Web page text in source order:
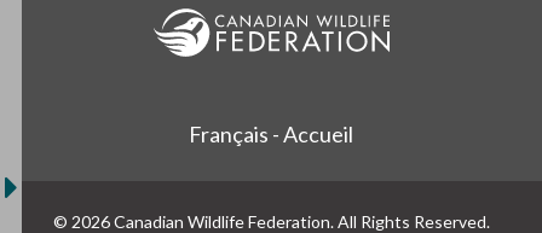
Français - Accueil
© 2026 Canadian Wildlife Federation. All Rights Reserved.